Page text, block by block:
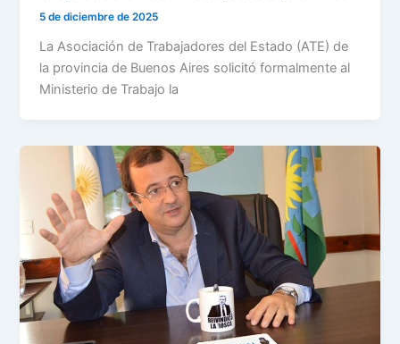
5 de diciembre de 2025
La Asociación de Trabajadores del Estado (ATE) de
la provincia de Buenos Aires solicitó formalmente al
Ministerio de Trabajo la